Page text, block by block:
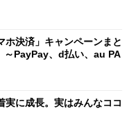
ホ決済」キャンペーンまと
～PayPay、d払い、au PA
実に成長。実はみんなココ